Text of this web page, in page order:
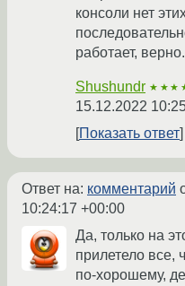
консоли нет
работает,
Shushundr
15.12.2022
Показать ответ
Ответ на: комментарий
10:24:17 +00:00
Да, только на
прилетело все,
по-хорошему,